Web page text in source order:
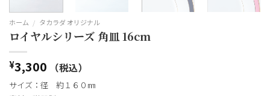
ホーム / タカラダ オリジナル
ロイヤルシリーズ 角皿 16cm
¥3,300 （税込）
サイズ：径 約１６０㎜